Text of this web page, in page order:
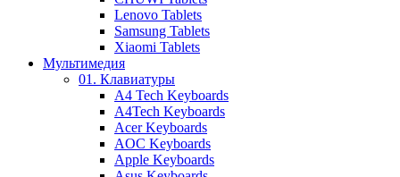
Lenovo Tablets
Samsung Tablets
Xiaomi Tablets
Мультимедия
01. Клавиатуры
A4 Tech Keyboards
A4Tech Keyboards
Acer Keyboards
AOC Keyboards
Apple Keyboards